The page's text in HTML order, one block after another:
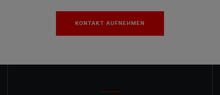
KONTAKT AUFNEHMEN